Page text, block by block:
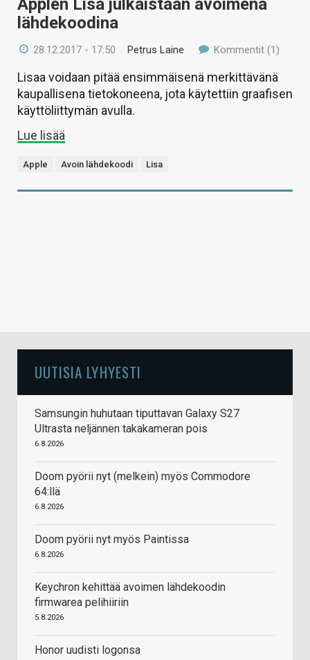
lähdekoodina
28.12.2017 - 17:50 /Petrus Laine Kommentit (1)
Lisaa voidaan pitää ensimmäisenä merkittävänä
kaupallisena tietokoneena, jota käytettiin graafisen
käyttöliittymän avulla.
Lue lisää
Apple Avoin lähdekoodi Lisa
UUTISIA LYHYESTI
Samsungin huhutaan tiputtavan Galaxy S27
Ultrasta neljännen takakameran pois
6.8.2026
Doom pyörii nyt (melkein) myös Commodore
64:llä
6.8.2026
Doom pyörii nyt myös Paintissa
6.8.2026
Keychron kehittää avoimen lähdekoodin
firmwarea pelihiiriin
5.8.2026
Honor uudisti logonsa